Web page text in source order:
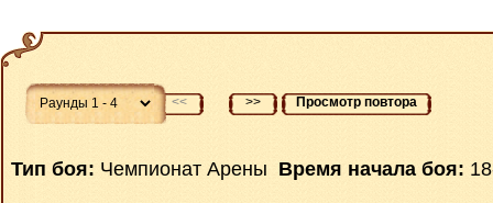
<< >> Просмотр повтора
Тип боя: Чемпионат Арены Время начала боя: